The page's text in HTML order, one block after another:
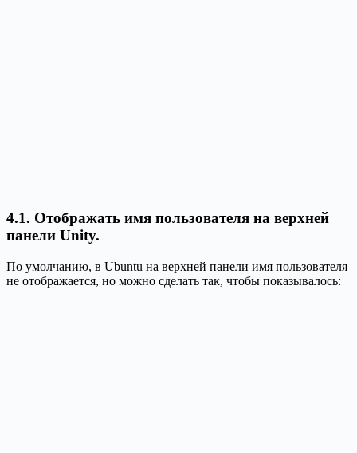
4.1. Отображать имя пользователя на верхней
панели Unity.
По умолчанию, в Ubuntu на верхней панели имя пользователя
не отображается, но можно сделать так, чтобы показывалось: